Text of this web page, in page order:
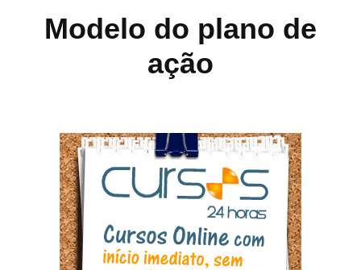
Modelo do plano de
ação